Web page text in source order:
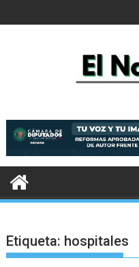
al
Etiqueta: hospitales